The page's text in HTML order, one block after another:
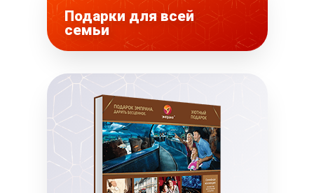
Подарки для всей
семьи